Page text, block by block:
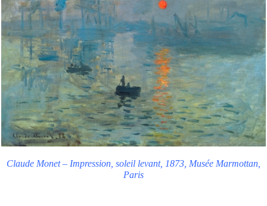
Claude Monet – Impression, soleil levant, 1873, Musée Marmottan,
Paris